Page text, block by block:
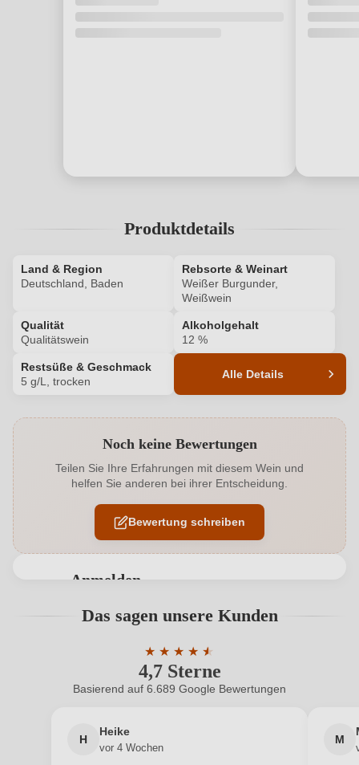
Produktdetails
Land & Region
Deutschland, Baden
Rebsorte & Weinart
Weißer Burgunder,
Weißwein
Qualität
Qualitätswein
Alkoholgehalt
12 %
Restsüße & Geschmack
5 g/L, trocken
Alle Details
Alkoholgehalt in % 12 %
Allergene Enthält Sulfite
Ausbau Edelstahltank
3a, 79235 Vogtsburg-Oberrotweil, Deutschland
Noch keine Bewertungen
Teilen Sie Ihre Erfahrungen mit diesem Wein und
helfen Sie anderen bei ihrer Entscheidung.
Bewertung schreiben
Anmelden
Benutzern abgegeben werden. Bitte loggen Sie sich
Neuer Kunde? Neuer Kunde?
Ihre E-Mail-Adresse
Das sagen unsere Kunden
4,7 Sterne
★ ★ ★ ★ ★
★
Durchschnittliche Bewertung von 4.7
Basierend auf 6.689 Google Bewertungen
H
Heike
vor 4 Wochen
M